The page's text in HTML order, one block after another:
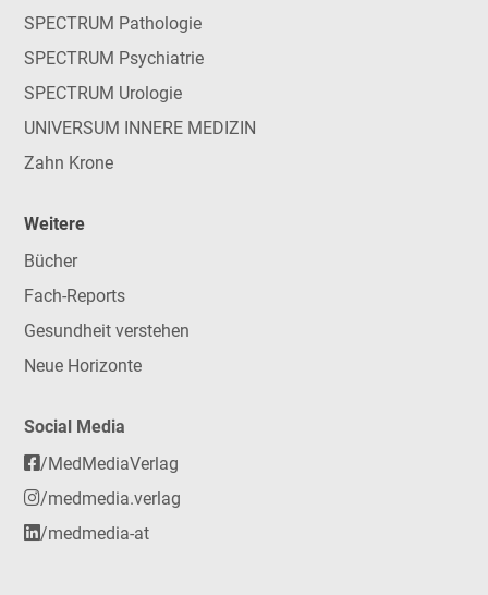
SPECTRUM Pathologie
SPECTRUM Psychiatrie
SPECTRUM Urologie
UNIVERSUM INNERE MEDIZIN
Zahn Krone
Weitere
Bücher
Fach-Reports
Gesundheit verstehen
Neue Horizonte
Social Media
/MedMediaVerlag
/medmedia.verlag
/medmedia-at